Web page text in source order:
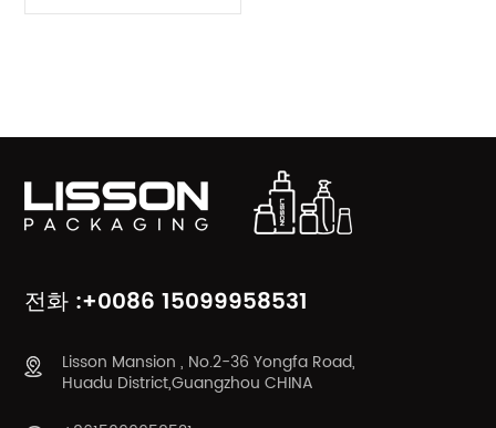
전화 :+0086 15099958531
Lisson Mansion , No.2-36 Yongfa Road,
Huadu District,Guangzhou CHINA